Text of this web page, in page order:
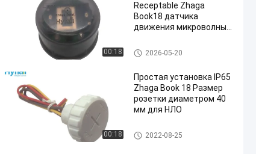
00:18
Receptable Zhaga
Book18 датчика
движения микроволны
Продукты Zhaga Book18
2026-05-20
00:18
Простая установка IP65
Zhaga Book 18 Размер
розетки диаметром 40
мм для НЛО
Продукты Zhaga Book18
2022-08-25